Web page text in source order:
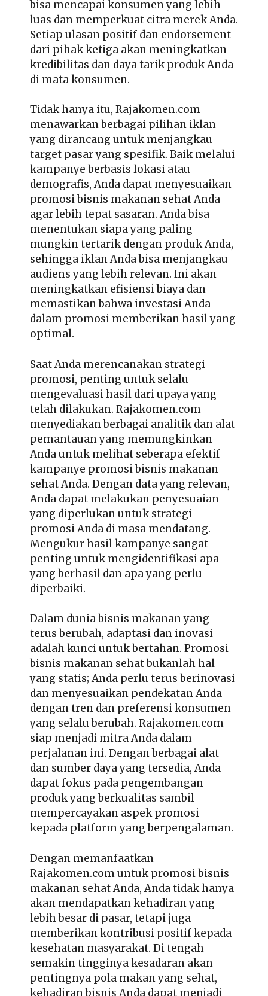
bisa mencapai konsumen yang lebih
luas dan memperkuat citra merek Anda.
Setiap ulasan positif dan endorsement
dari pihak ketiga akan meningkatkan
kredibilitas dan daya tarik produk Anda
di mata konsumen.
Tidak hanya itu, Rajakomen.com
menawarkan berbagai pilihan iklan
yang dirancang untuk menjangkau
target pasar yang spesifik. Baik melalui
kampanye berbasis lokasi atau
demografis, Anda dapat menyesuaikan
promosi bisnis makanan sehat Anda
agar lebih tepat sasaran. Anda bisa
menentukan siapa yang paling
mungkin tertarik dengan produk Anda,
sehingga iklan Anda bisa menjangkau
audiens yang lebih relevan. Ini akan
meningkatkan efisiensi biaya dan
memastikan bahwa investasi Anda
dalam promosi memberikan hasil yang
optimal.
Saat Anda merencanakan strategi
promosi, penting untuk selalu
mengevaluasi hasil dari upaya yang
telah dilakukan. Rajakomen.com
menyediakan berbagai analitik dan alat
pemantauan yang memungkinkan
Anda untuk melihat seberapa efektif
kampanye promosi bisnis makanan
sehatAnda. Dengan data yang relevan,
Anda dapat melakukan penyesuaian
yang diperlukan untuk strategi
promosi Anda di masa mendatang.
Mengukur hasil kampanye sangat
penting untuk mengidentifikasi apa
yang berhasil dan apa yang perlu
diperbaiki.
Dalam dunia bisnis makanan yang
terus berubah, adaptasi dan inovasi
adalah kunci untuk bertahan. Promosi
bisnis makanan sehat bukanlah hal
yang statis; Anda perlu terus berinovasi
dan menyesuaikan pendekatan Anda
dengan tren dan preferensi konsumen
yang selalu berubah. Rajakomen.com
siap menjadi mitra Anda dalam
perjalanan ini. Dengan berbagai alat
dan sumber daya yang tersedia, Anda
dapat fokus pada pengembangan
produk yang berkualitas sambil
mempercayakan aspek promosi
kepada platform yang berpengalaman.
Dengan memanfaatkan
Rajakomen.com untuk promosi bisnis
makanan sehat Anda, Anda tidak hanya
akan mendapatkan kehadiran yang
lebih besar di pasar, tetapi juga
memberikan kontribusi positif kepada
kesehatan masyarakat. Di tengah
semakin tingginya kesadaran akan
pentingnya pola makan yang sehat,
kehadiran bisnis Anda dapat menjadi